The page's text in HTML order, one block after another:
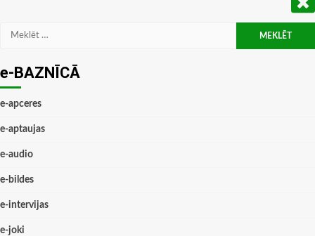
Meklēt:
e-BAZNĪCĀ
e-apceres
e-aptaujas
e-audio
e-bildes
e-intervijas
e-joki